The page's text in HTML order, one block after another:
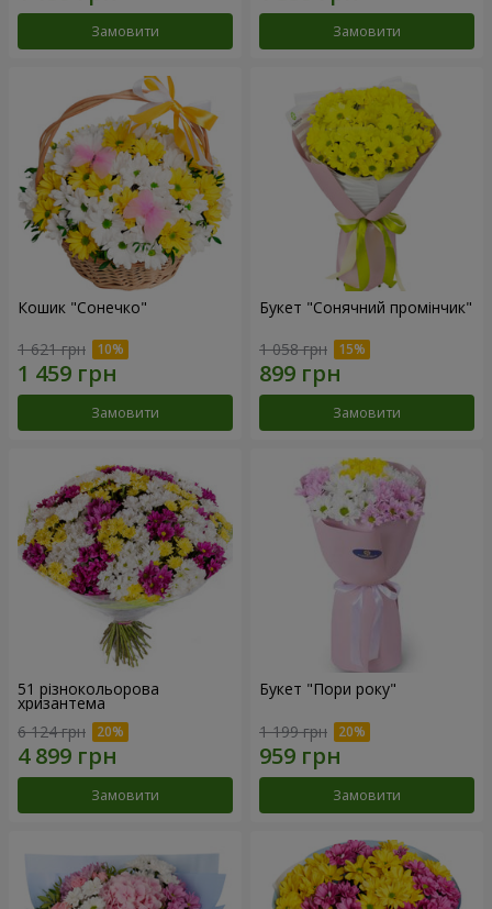
Замовити Замовити
Кошик "Сонечко"
1 621 грн
Замовити
Букет "Сонячний промінчик"
1 058 грн
Замовити
51 різнокольорова
хризантема
6 124 грн
Замовити
Букет "Пори року"
1 199 грн
Замовити